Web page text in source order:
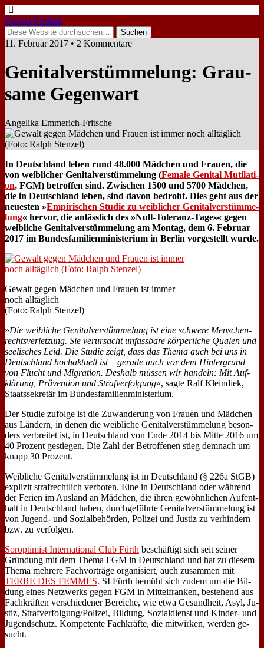
Fürther Freiheit
11. Februar 2017 • 2 Kommentare
Ge­ni­tal­ver­stüm­me­lung: Grau­
sa­me Ge­gen­wart
Angelika Emmerich-Fritsche
In Deutsch­land le­ben rund 48.000 Mäd­chen und Frau­en, die
von weib­li­cher Ge­ni­tal­ver­stüm­me­lung (Fe­ma­le Ge­ni­tal Mu­ti­la­ti­
on, FGM) be­trof­fen sind. Zwi­schen 1500 und 5700 Mäd­chen,
die in Deutsch­land le­ben, sind da­von be­droht. Dies geht aus der
neue­sten »Em­pi­ri­schen Stu­die zu weib­li­cher Ge­ni­tal­ver­stüm­me­
lung« her­vor, die an­läss­lich des »Null-To­le­ranz-Ta­ges« ge­gen
weib­li­che Ge­ni­tal­ver­stüm­me­lung am Mon­tag, dem 6. Fe­bru­ar
2017 im Bun­des­fa­mi­li­en­mi­ni­ste­ri­um in Ber­lin vor­ge­stellt wur­de.
Ge­walt ge­gen Mäd­chen und Frau­en ist im­mer
noch all­täg­lich
(Fo­to: Ralph Sten­zel)
»Die weib­li­che Ge­ni­tal­ver­stüm­me­lung ist ei­ne schwe­re Men­schen­
rechts­ver­let­zung. Sie ver­ur­sacht un­fass­ba­re kör­per­li­che Qua­len und
see­li­sches Leid. Die Stu­die zeigt, dass das The­ma auch bei uns in
Deutsch­land hoch­ak­tu­ell ist – ge­ra­de auch vor dem Hin­ter­grund
von Flucht und Mi­gra­ti­on. Des­halb müs­sen wir han­deln: Mit Auf­
klä­rung, Prä­ven­ti­on und Straf­ver­fol­gung«, sag­te Ralf Klein­diek,
Staats­se­kre­tär im Bun­des­fa­mi­li­en­mi­ni­ste­ri­um.
Der Stu­die zu­fol­ge ist die Zu­wan­de­rung von Frau­en und Mäd­chen
aus Län­dern, in de­nen die weib­li­che Ge­ni­tal­ver­stüm­me­lung be­son­
ders ver­brei­tet ist, in Deutsch­land von En­de 2014 bis Mit­te 2016 um
40 Pro­zent ge­stie­gen. Die Zahl der Be­trof­fe­nen stieg dem­nach um
knapp 30 Pro­zent.
Weib­li­che Ge­ni­tal­ver­stüm­me­lung ist in Deutsch­land (§ 226a StGB)
ex­pli­zit straf­recht­lich ver­bo­ten. Ei­ne in Deutsch­land oder wäh­rend
der Fe­ri­en im Aus­land an Mäd­chen, die ih­ren ge­wöhn­li­chen Auf­ent­
halt in Deutsch­land ha­ben, durch­ge­führ­te Ge­ni­tal­ver­stüm­me­lung ist
von Ju­gend- und So­zi­al­be­hör­den, Po­li­zei und Ju­stiz zu ver­hin­dern
bzw. zu ver­fol­gen.
Sor­op­ti­mist In­ter­na­tio­nal Club Fürth be­schäf­tigt sich seit sei­ner
Grün­dung mit dem The­ma FGM in Deutsch­land und hat zu die­sem
The­ma meh­re­re Fach­vor­trä­ge or­ga­ni­siert, auch zu­sam­men mit
TERRE DES FEMMES. SI Fürth be­müht sich zu­dem um die Bil­
dung ei­nes Netz­werks ge­gen FGM in Mit­tel­fran­ken, be­stehend aus
Fach­kräf­ten ver­schie­de­ner Be­rei­che, wie et­wa Ge­sund­heit, Asyl, Ju­
stiz, Strafverfolgung/Polizei, Bil­dung, So­zi­al­dienst und Kin­der- und
Ju­gend­schutz. Kom­pe­ten­te Fach­kräf­te, die mit­wir­ken, wer­den ge­
sucht.